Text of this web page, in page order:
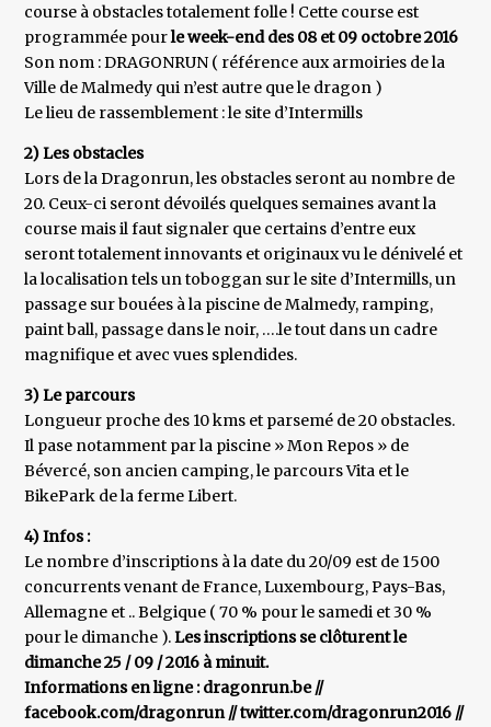
course à obstacles totalement folle ! Cette course est
programmée pourle week-end des 08 et 09 octobre 2016
Son nom : DRAGONRUN ( référence aux armoiries de la
Ville de Malmedy qui n’est autre que le dragon )
Le lieu de rassemblement : le site d’Intermills
2) Les obstacles
Lors de la Dragonrun, les obstacles seront au nombre de
20. Ceux-ci seront dévoilés quelques semaines avant la
course mais il faut signaler que certains d’entre eux
seront totalement innovants et originaux vu le dénivelé et
la localisation tels un toboggan sur le site d’Intermills, un
passage sur bouées à la piscine de Malmedy, ramping,
paint ball, passage dans le noir, ….le tout dans un cadre
magnifique et avec vues splendides.
3) Le parcours
Longueur proche des 10 kms et parsemé de 20 obstacles.
Il pase notamment par la piscine » Mon Repos » de
Bévercé, son ancien camping, le parcours Vita et le
BikePark de la ferme Libert.
4) Infos :
Le nombre d’inscriptions à la date du 20/09 est de 1500
concurrents venant de France, Luxembourg, Pays-Bas,
Allemagne et .. Belgique ( 70 % pour le samedi et 30 %
pour le dimanche ).Les inscriptions se clôturent le
dimanche 25 / 09 / 2016 à minuit.
Informations en ligne : dragonrun.be //
facebook.com/dragonrun // twitter.com/dragonrun2016 //